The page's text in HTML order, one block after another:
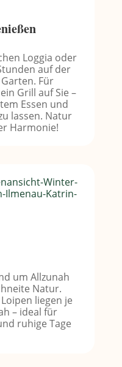
Loggia oder
auf der
Für
Grill auf Sie –
Essen und
lassen. Natur
Harmonie!
um Allzunah
Natur.
liegen je
– ideal für
ruhige Tage